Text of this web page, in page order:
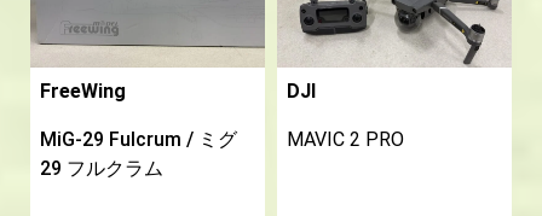
FreeWing
MiG-29 Fulcrum / ミグ
29 フルクラム
DJI
MAVIC 2 PRO